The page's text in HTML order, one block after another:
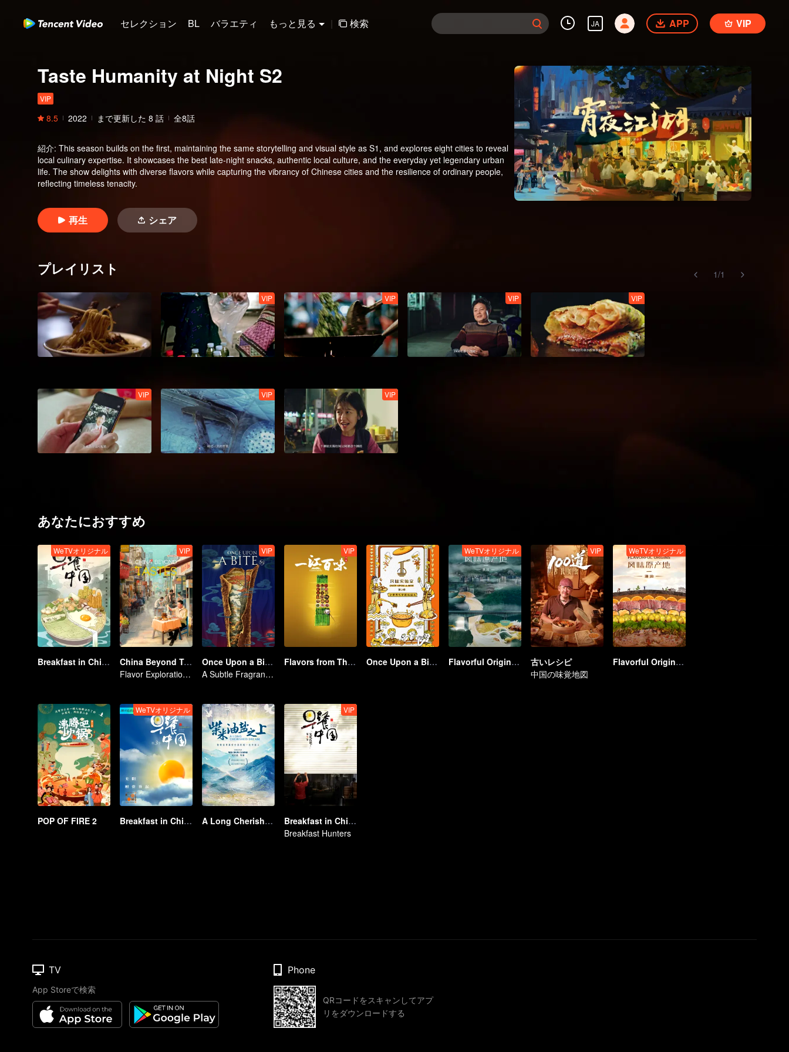
セレクション BL バラエティ もっと見る | 検索 JA APP VIP
Taste Humanity at Night S2
VIP
8.5 2022 まで更新した 8 話 全8話
紹介: This season builds on the first, maintaining the same storytelling and visual style as S1, and explores eight cities to reveal
local culinary expertise. It showcases the best late-night snacks, authentic local culture, and the everyday yet legendary urban
life. The show delights with diverse flavors while capturing the vibrancy of Chinese cities and the resilience of ordinary people,
reflecting timeless tenacity.
再生 シェア
プレイリスト 1/1
VIP VIP VIP VIP
VIP VIP VIP
あなたにおすすめ
WeTVオリジナル
Breakfast in China
VIP
China Beyond Tastes
Flavor Exploration Journey of Chen Xiaoqing
VIP
Once Upon a Bite S5
A Subtle Fragrance in Flavor
VIP
Flavors from The River Once Upon a Bite S2
WeTVオリジナル
Flavorful Origins: Gui Yang
VIP
古いレシピ
中国の味覚地図
WeTVオリジナル
Flavorful Origins: Chao Shan
POP OF FIRE 2
WeTVオリジナル
Breakfast in China Ⅲ A Long Cherished Dream
VIP
Breakfast in China 5
Breakfast Hunters
TV
App Storeで検索
Phone
QRコードをスキャンしてアプ
リをダウンロードする